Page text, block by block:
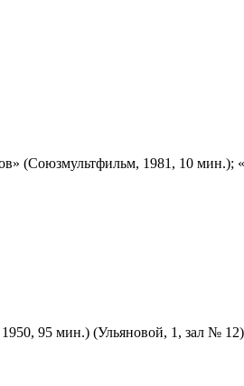
(Союзмультфильм, 1981, 10 мин.);
95 мин.) (Ульяновой, 1, зал № 12)